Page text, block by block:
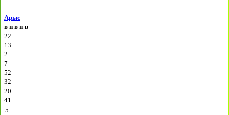
Арыс
в п в п в
22
13
2
7
52
32
20
41
5